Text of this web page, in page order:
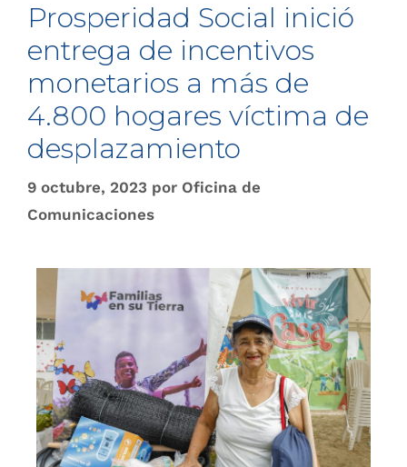
Prosperidad Social inició
entrega de incentivos
monetarios a más de
4.800 hogares víctima de
desplazamiento
9 octubre, 2023 por Oficina de
Comunicaciones